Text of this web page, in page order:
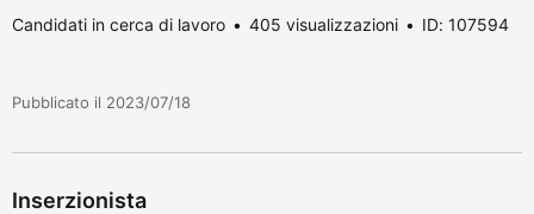
Candidati in cerca di lavoro 405 visualizzazioni ID: 107594
Pubblicato il 2023/07/18
Inserzionista